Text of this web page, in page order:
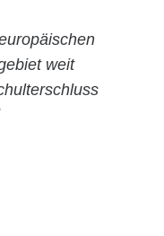
weit